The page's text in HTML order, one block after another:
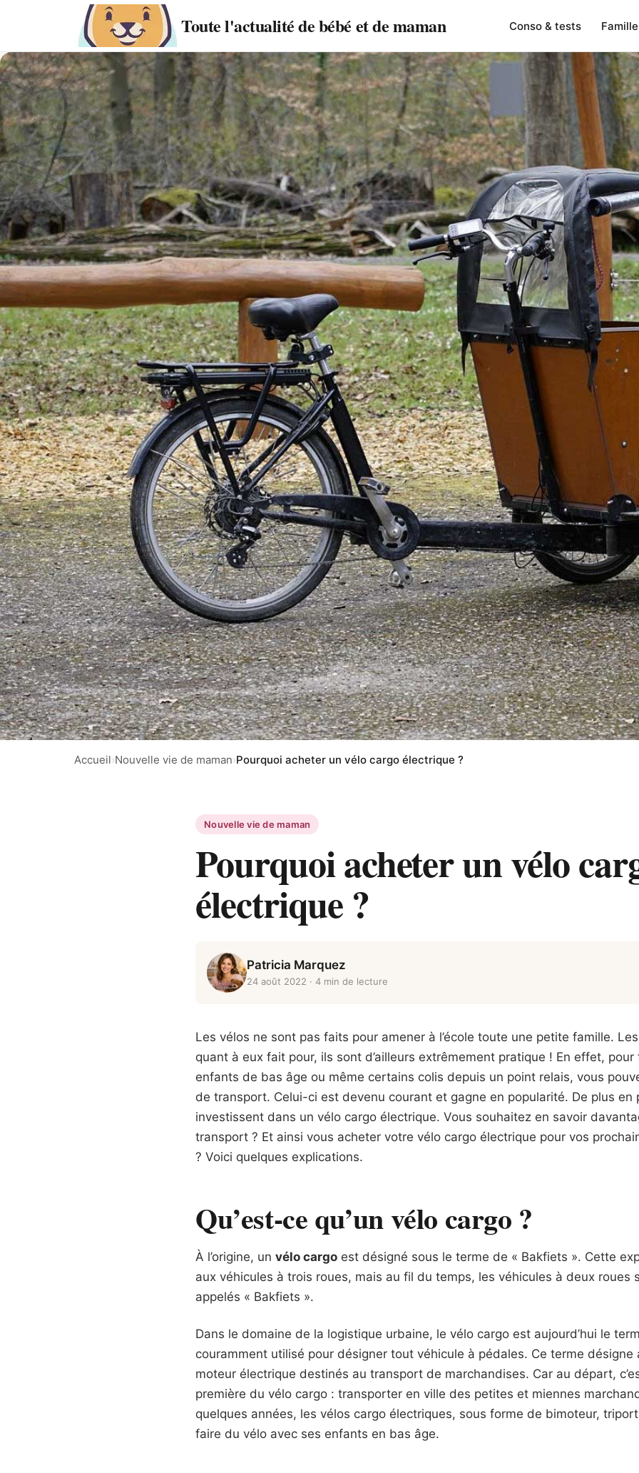
Toute l'actualité de bébé et de maman Conso & tests
Accueil›Nouvelle vie de maman›Pourquoi acheter un vélo cargo électrique ?
Nouvelle vie de maman
Pourquoi acheter un vélo
électrique ?
Patricia Marquez
24 août 2022 · 4 min de lecture
Les vélos ne sont pas faits pour amener à l’école toute une petite famille.
quant à eux fait pour, ils sont d’ailleurs extrêmement pratique ! En effet,
enfants de bas âge ou même certains colis depuis un point relais, vous
de transport. Celui-ci est devenu courant et gagne en popularité. De plus en
investissent dans un vélo cargo électrique. Vous souhaitez en savoir
transport ? Et ainsi vous acheter votre vélo cargo électrique pour vos
? Voici quelques explications.
Qu’est-ce qu’un vélo cargo ?
À l’origine, un vélo cargo est désigné sous le terme de « Bakfiets ». Cette
aux véhicules à trois roues, mais au fil du temps, les véhicules à deux roues
appelés « Bakfiets ».
Dans le domaine de la logistique urbaine, le vélo cargo est aujourd’hui le
couramment utilisé pour désigner tout véhicule à pédales. Ce terme désigne
moteur électrique destinés au transport de marchandises. Car au départ,
première du vélo cargo : transporter en ville des petites et miennes
quelques années, les vélos cargo électriques, sous forme de bimoteur,
faire du vélo avec ses enfants en bas âge.